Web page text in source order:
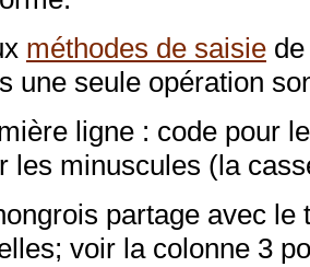
méthodes de saisiede
une seule opération
ligne : code pour
les minuscules (la
partage avec
voir la colonne 3